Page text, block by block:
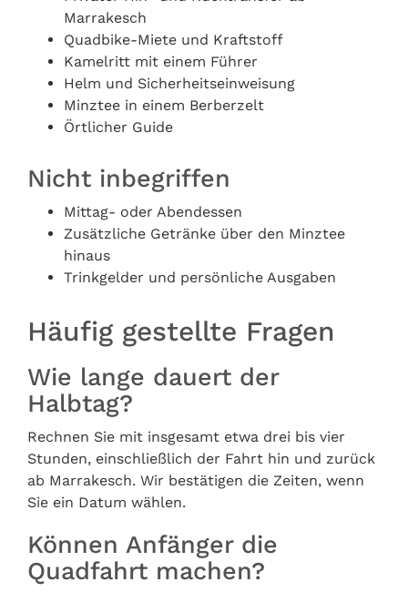
Marrakesch
Quadbike-Miete und Kraftstoff
Kamelritt mit einem Führer
Helm und Sicherheitseinweisung
Minztee in einem Berberzelt
Örtlicher Guide
Nicht inbegriffen
Mittag- oder Abendessen
Zusätzliche Getränke über den Minztee
hinaus
Trinkgelder und persönliche Ausgaben
Häufig gestellte Fragen
Wie lange dauert der
Halbtag?
Rechnen Sie mit insgesamt etwa drei bis vier
Stunden, einschließlich der Fahrt hin und zurück
ab Marrakesch. Wir bestätigen die Zeiten, wenn
Sie ein Datum wählen.
Können Anfänger die
Quadfahrt machen?